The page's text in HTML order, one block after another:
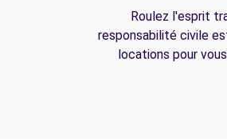
Roulez l'esprit
responsabilité civile
locations pour